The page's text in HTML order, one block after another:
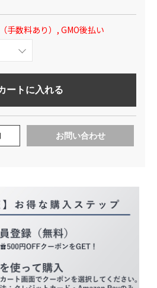
手数料あり）, GMO後払い
ートに入れる
お問い合わせ